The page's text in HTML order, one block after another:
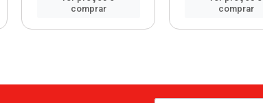
comprar
comprar